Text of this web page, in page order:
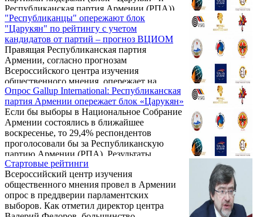
Республиканская партия Армении (РПА))
обострилась. При расчете рейтинга на
основе поддержки кандидатов
Республиканская партия Армении выходит
на первое место. Об этом свидетельствуют
данные второй волны опроса жителей
Республики Армения, проведенного
Всероссийским центром изучения
общественного мнения (ВЦИОМ).
"Республиканцы" опережают блок
"Царукян" по рейтингу с учетом
кандидатов от партий – прогноз ВЦИОМ
Правящая Республиканская партия
Армении, согласно прогнозам
Всероссийского центра изучения
общественного мнения, опережает на
намеченных на 2 апреля парламентских
выборах ближайшего конкурента, блок
"Царукян" по взвешенному рейтингу с
учетом кандидатов партий, сообщил во
вторник журналистам в Ереване
гендиректор ВЦИОМ Валерий Федоров.
Опрос Gallup International: Республиканская
партия Армении опережает блок «Царукян»
Если бы выборы в Национальное Собрание
Армении состоялись в ближайшее
воскресенье, то 29,4% респондентов
проголосовали бы за Республиканскую
партию Армении (РПА). Результаты
второго соцопроса представил сегодня на
пресс-конференции директор армянского
представительства Gallup International Арам
Навасардян.
Стартовые рейтинги
Всероссийский центр изучения
общественного мнения провел в Армении
опрос в преддверии парламентских
выборов. Как отметил директор центра